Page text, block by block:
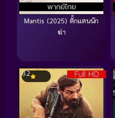
พากย์ไทย
Mantis (2025) ตั้กแตนนัก
ฆ่า
Full HD
8.2